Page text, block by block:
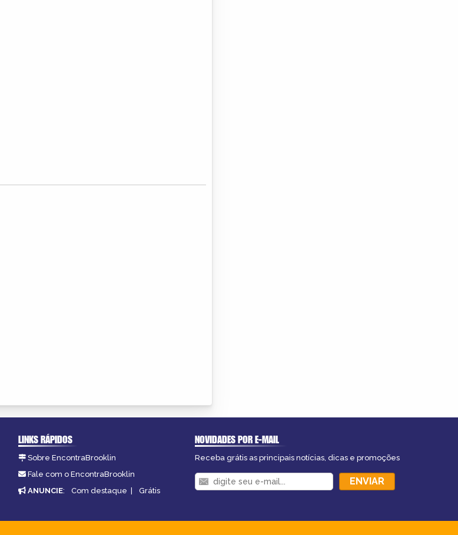
LINKS RÁPIDOS
Sobre EncontraBrooklin
Fale com o EncontraBrooklin
ANUNCIE: Com destaque | Grátis
NOVIDADES POR E-MAIL
Receba grátis as principais notícias, dicas e promoções